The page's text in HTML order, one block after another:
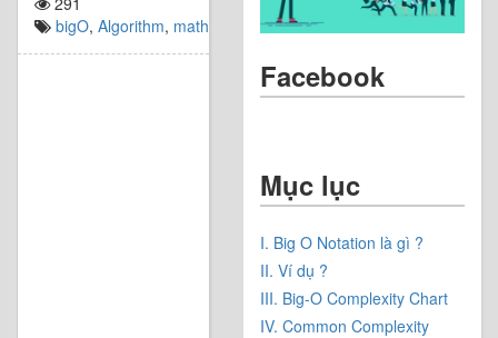
bigO, Algorithm, math
Facebook
Mục lục
I. Big O Notation là gì ?
II. Ví dụ ?
III. Big-O Complexity Chart
IV. Common Complexity